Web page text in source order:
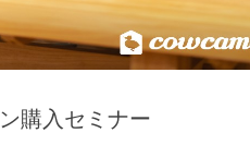
購入セミナー